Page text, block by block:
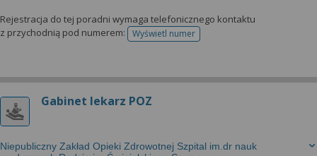
Rejestracja do tej poradni wymaga telefonicznego kontaktu
z przychodnią pod numerem:
Wyświetl numertelefonu do rejestracji
Gabinet lekarz POZ
Niepubliczny Zakład Opieki Zdrowotnej Szpital im.dr nauk